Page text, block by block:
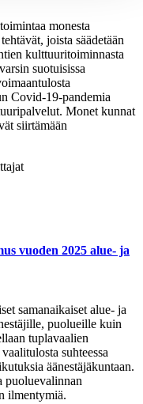
monesta
joista säädetään
kulttuuritoiminnasta
suotuisissa
Covid-19-pandemia
Monet kunnat
siirtämään
vuoden 2025 alue- ja
samanaikaiset alue- ja
puolueille kuin
tuplavaalien
suhteessa
äänestäjäkuntaan.
puoluevalinnan
ilmentymiä.